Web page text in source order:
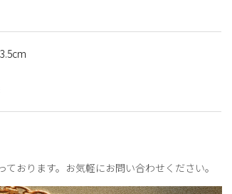
おります。お気軽にお問い合わせください。